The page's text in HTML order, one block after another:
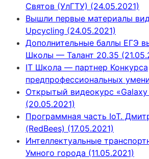
Святов (УлГТУ) (24.05.2021)
Вышли первые материалы
Upcycling (24.05.2021)
Дополнительные баллы ЕГЭ
Школы — Талант 20.35
IT Школа — партнер Конкурса
предпрофессиональных
Открытый видеокурс
(20.05.2021)
Программная часть IoT.
(RedBees) (17.05.2021)
Интеллектуальные
Умного города (11.05.2021)